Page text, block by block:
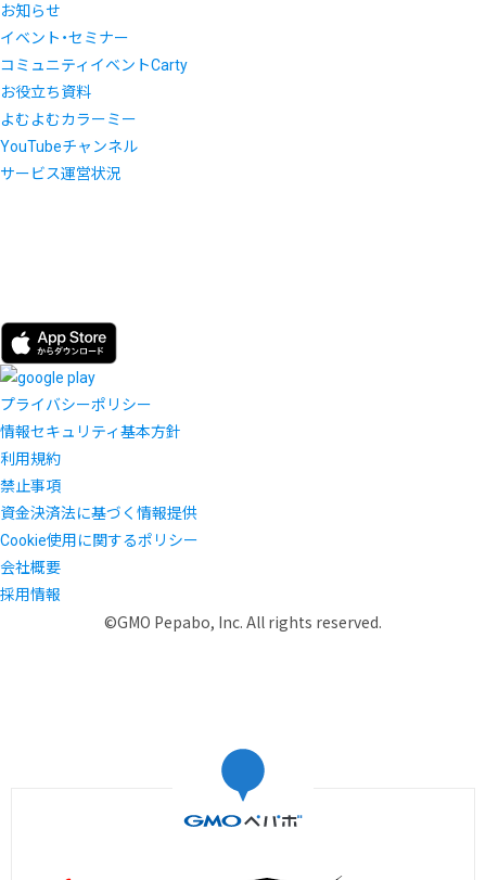
お知らせ
イベント・セミナー
コミュニティイベントCarty
お役立ち資料
よむよむカラーミー
YouTubeチャンネル
サービス運営状況
プライバシーポリシー
情報セキュリティ基本方針
利用規約
禁止事項
資金決済法に基づく情報提供
Cookie使用に関するポリシー
会社概要
採用情報
©GMO Pepabo, Inc. All rights reserved.